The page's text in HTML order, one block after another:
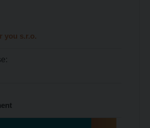
you s.r.o.